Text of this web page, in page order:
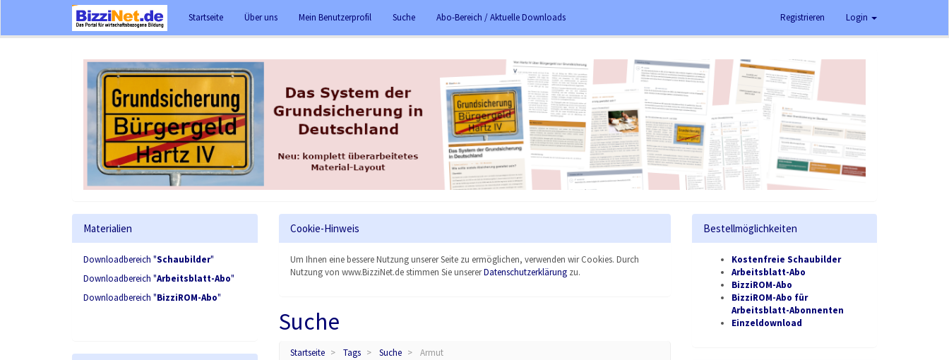
Startseite Über uns Mein Benutzerprofil Suche Abo-Bereich / Aktuelle Downloads Registrieren Login
Materialien
Downloadbereich "Schaubilder"
Downloadbereich "Arbeitsblatt-Abo"
Downloadbereich "BizziROM-Abo"
Cookie-Hinweis
Um Ihnen eine bessere Nutzung unserer Seite zu ermöglichen, verwenden wir Cookies. Durch
Nutzung von www.BizziNet.de stimmen Sie unsererDatenschutzerklärungzu.
Suche
Startseite Tags Suche Armut
Bestellmöglichkeiten
Kostenfreie Schaubilder
Arbeitsblatt-Abo
BizziROM-Abo
BizziROM-Abo für
Arbeitsblatt-Abonnenten
Einzeldownload